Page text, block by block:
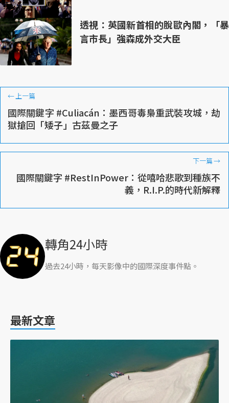
透視：英國新首相的脫歐內閣，「暴
言市長」強森成外交大臣
←上一篇
國際關鍵字 #Culiacán：墨西哥毒梟重武裝攻城，劫
獄搶回「矮子」古茲曼之子
下一篇→
國際關鍵字 #RestInPower：從嘻哈悲歌到種族不
義，R.I.P.的時代新解釋
轉角24小時
過去24小時，每天影像中的國際深度事件點。
最新文章